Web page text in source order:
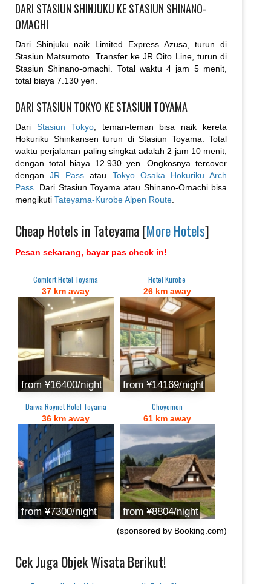
DARI STASIUN SHINJUKU KE STASIUN SHINANO-
OMACHI
Dari Shinjuku naik Limited Express Azusa, turun di
Stasiun Matsumoto. Transfer ke JR Oito Line, turun di
Stasiun Shinano-omachi. Total waktu 4 jam 5 menit,
total biaya 7.130 yen.
DARI STASIUN TOKYO KE STASIUN TOYAMA
Dari Stasiun Tokyo, teman-teman bisa naik kereta
Hokuriku Shinkansen turun di Stasiun Toyama. Total
waktu perjalanan paling singkat adalah 2 jam 10 menit,
dengan total biaya 12.930 yen. Ongkosnya tercover
denganJR Pass atau Tokyo Osaka Hokuriku Arch
Pass. Dari Stasiun Toyama atau Shinano-Omachi bisa
mengikuti Tateyama-Kurobe Alpen Route.
Cheap Hotels in Tateyama [More Hotels]
Pesan sekarang, bayar pas check in!
Comfort Hotel Toyama
37 km away
from ¥16400/night
Hotel Kurobe
26 km away
from ¥14169/night
Daiwa Roynet Hotel Toyama
36 km away
from ¥7300/night
Choyomon
61 km away
from ¥8804/night
(sponsored by Booking.com)
Cek Juga Objek Wisata Berikut!